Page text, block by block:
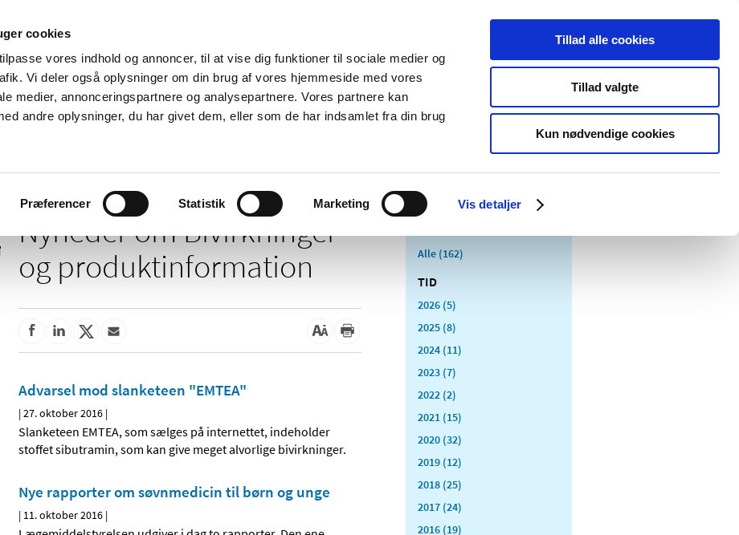
cookies
vores indhold og annoncer, til at vise dig funktioner til sociale medier og
Vi deler også oplysninger om din brug af vores hjemmeside med vores
medier, annonceringspartnere og analysepartnere. Vores partnere kan
andre oplysninger, du har givet dem, eller som de har indsamlet fra din brug
Præferencer Statistik Marketing Vis detaljer
Tillad alle cookies
Tillad valgte
Kun nødvendige cookies
Nyheder Om os Kontakt Udgivelser
og
Tilskud og
Apoteker og salg af
Medicinsk
Særlige
produktområder
Nyheder om Bivirkninger
og produktinformation
Advarsel mod slanketeen "EMTEA"
|27. oktober 2016 |
Slanketeen EMTEA, som sælges på internettet, indeholder
stoffet sibutramin, som kan give meget alvorlige bivirkninger.
Nye rapporter om søvnmedicin til børn og unge
| 11. oktober 2016 |
Alle (162)
TID
2026 (5)
2025 (8)
2024 (11)
2023 (7)
2022 (2)
2021 (15)
2020 (32)
2019 (12)
2018 (25)
2017 (24)
2016 (19)